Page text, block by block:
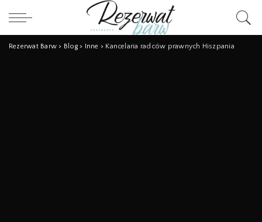
Rezerwat Barw > Blog> Inne > Kancelaria radców prawnych Hiszpania